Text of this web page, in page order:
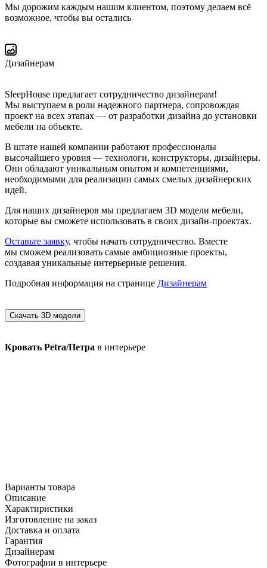
Мы дорожим каждым нашим клиентом, поэтому делаем всё
возможное, чтобы вы остались
Дизайнерам
SleepHouse предлагает сотрудничество дизайнерам!
Мы выступаем в роли надежного партнера, сопровождая
проект на всех этапах — от разработки дизайна до установки
мебели на объекте.
В штате нашей компании работают профессионалы
высочайшего уровня — технологи, конструкторы, дизайнеры.
Они обладают уникальным опытом и компетенциями,
необходимыми для реализации самых смелых дизайнерских
идей.
Для наших дизайнеров мы предлагаем 3D модели мебели,
которые вы сможете использовать в своих дизайн-проектах.
Оставьте заявку, чтобы начать сотрудничество. Вместе
мы сможем реализовать самые амбициозные проекты,
создавая уникальные интерьерные решения.
Подробная информация на странице Дизайнерам
Скачать 3D модели
Кровать Petra/Петра в интерьере
Варианты товара
Описание
Характиристики
Изготовление на заказ
Доставка и оплата
Гарантия
Дизайнерам
Фотографии в интерьере